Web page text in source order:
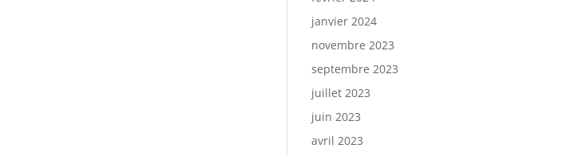
janvier 2024
novembre 2023
septembre 2023
juillet 2023
juin 2023
avril 2023